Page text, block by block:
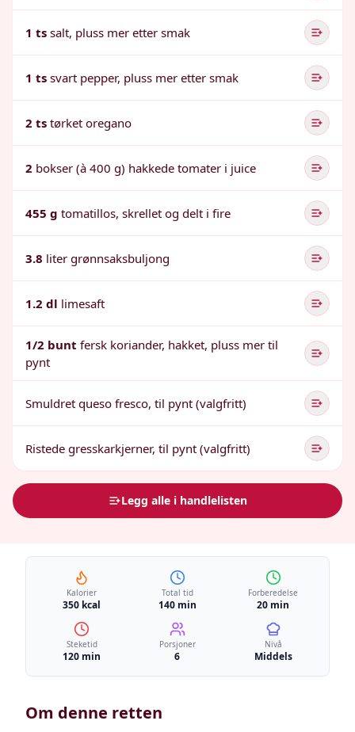
1 ts salt, pluss mer etter smak
1 ts svart pepper, pluss mer etter smak
2 ts tørket oregano
2 bokser (à 400 g) hakkede tomater i juice
455 g tomatillos, skrellet og delt i fire
3.8 liter grønnsaksbuljong
1.2 dl limesaft
1/2 bunt fersk koriander, hakket, pluss mer til
pynt
Smuldret queso fresco, til pynt (valgfritt)
Ristede gresskarkjerner, til pynt (valgfritt)
Legg alle i handlelisten
Kalorier
350 kcal
Total tid
140 min
Forberedelse
20 min
Steketid
120 min
Porsjoner
6
Nivå
Middels
Om denne retten